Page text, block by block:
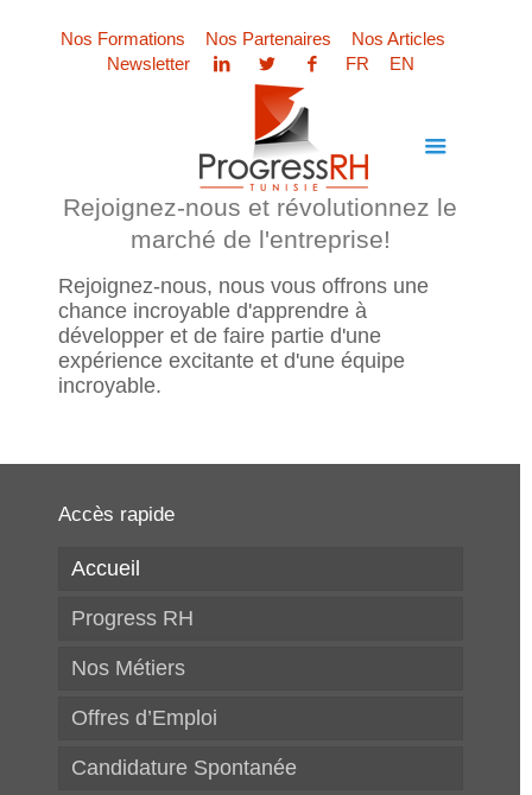
Nos Formations Nos Partenaires
Nos Articles
Newsletter
FR EN
Rejoignez-nous et révolutionnez le
marché de l'entreprise!
Rejoignez-nous, nous vous offrons une
chance incroyable d'apprendre à
développer et de faire partie d'une
expérience excitante et d'une équipe
incroyable.
Accès rapide
Accueil
Progress RH
Nos Métiers
Offres d’Emploi
Candidature Spontanée